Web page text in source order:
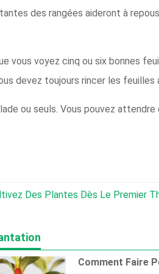
des rangées aideront à
vous voyez cinq ou six bonnes
devez toujours rincer les feuilles
ou seuls. Vous pouvez
Des Plantes Dès Le Premier Thanksgiving -